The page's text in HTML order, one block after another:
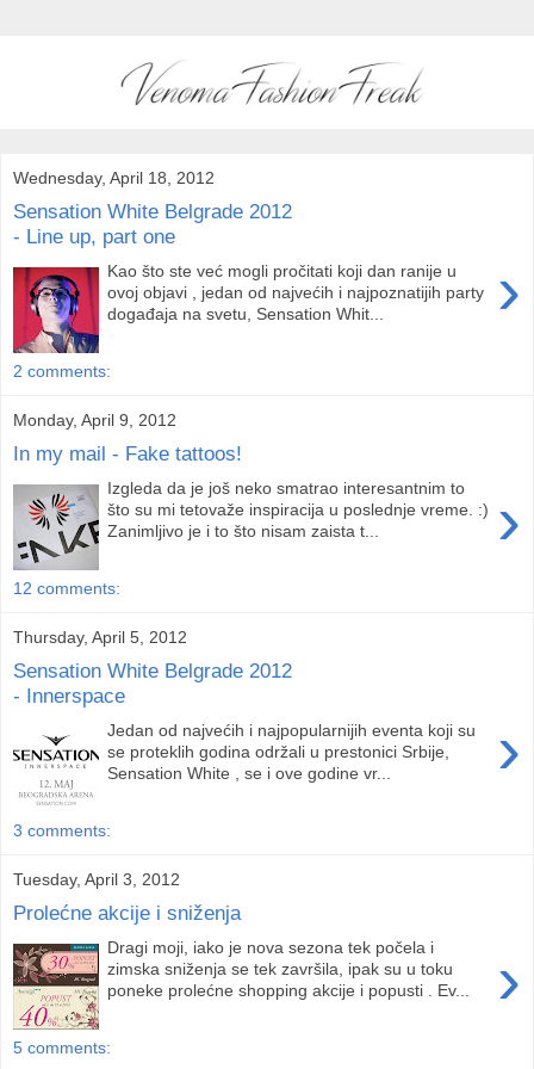
Wednesday, April 18, 2012
Sensation White Belgrade 2012
- Line up, part one
›
Kao što ste već mogli pročitati koji dan ranije u
ovoj objavi , jedan od najvećih i najpoznatijih party
događaja na svetu, Sensation Whit...
2 comments:
Monday, April 9, 2012
In my mail - Fake tattoos!
›
Izgleda da je još neko smatrao interesantnim to
što su mi tetovaže inspiracija u poslednje vreme. :)
Zanimljivo je i to što nisam zaista t...
12 comments:
Thursday, April 5, 2012
Sensation White Belgrade 2012
- Innerspace
›
Jedan od najvećih i najpopularnijih eventa koji su
se proteklih godina održali u prestonici Srbije,
Sensation White , se i ove godine vr...
3 comments:
Tuesday, April 3, 2012
Prolećne akcije i sniženja
›
Dragi moji, iako je nova sezona tek počela i
zimska sniženja se tek završila, ipak su u toku
poneke prolećne shopping akcije i popusti . Ev...
5 comments: